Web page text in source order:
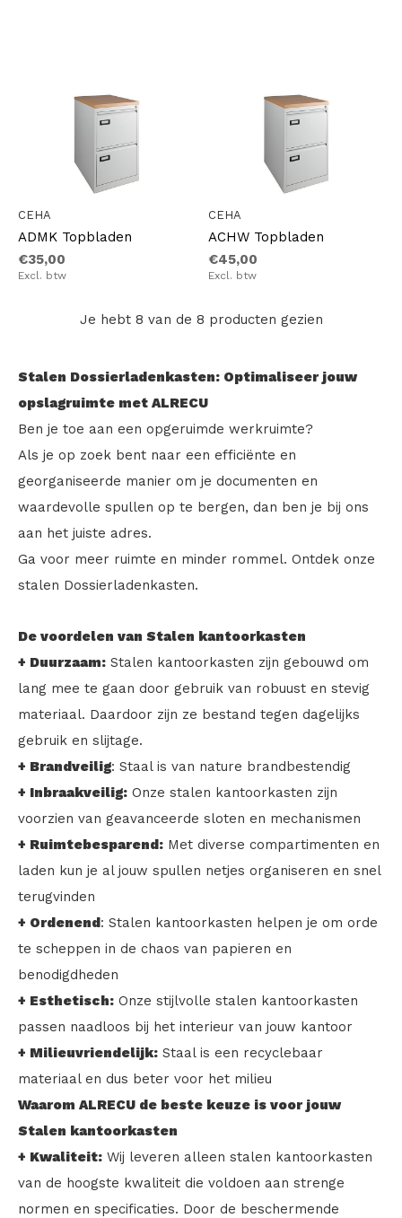
CEHA
ADMK Topbladen
€35,00
Excl. btw
CEHA
ACHW Topbladen
€45,00
Excl. btw
Je hebt 8 van de 8 producten gezien
Stalen Dossierladenkasten: Optimaliseer jouw
opslagruimte met ALRECU
Ben je toe aan een opgeruimde werkruimte?
Als je op zoek bent naar een efficiënte en
georganiseerde manier om je documenten en
waardevolle spullen op te bergen, dan ben je bij ons
aan het juiste adres.
Ga voor meer ruimte en minder rommel. Ontdek onze
stalen Dossierladenkasten.
De voordelen van Stalen kantoorkasten
+ Duurzaam: Stalen kantoorkasten zijn gebouwd om
lang mee te gaan door gebruik van robuust en stevig
materiaal. Daardoor zijn ze bestand tegen dagelijks
gebruik en slijtage.
+ Brandveilig: Staal is van nature brandbestendig
+ Inbraakveilig: Onze stalen kantoorkasten zijn
voorzien van geavanceerde sloten en mechanismen
+ Ruimtebesparend: Met diverse compartimenten en
laden kun je al jouw spullen netjes organiseren en snel
terugvinden
+ Ordenend: Stalen kantoorkasten helpen je om orde
te scheppen in de chaos van papieren en
benodigdheden
+ Esthetisch: Onze stijlvolle stalen kantoorkasten
passen naadloos bij het interieur van jouw kantoor
+ Milieuvriendelijk: Staal is een recyclebaar
materiaal en dus beter voor het milieu
Waarom ALRECU de beste keuze is voor jouw
Stalen kantoorkasten
+ Kwaliteit: Wij leveren alleen stalen kantoorkasten
van de hoogste kwaliteit die voldoen aan strenge
normen en specificaties. Door de beschermende